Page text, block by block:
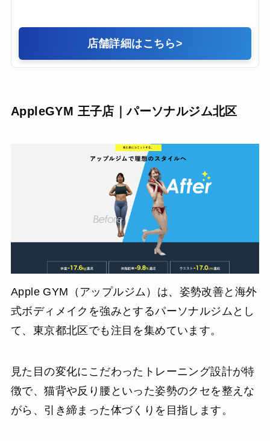
店舗詳細はこちら>
AppleGYM 王子店｜パーソナルジム北区
Apple GYM（アップルジム）は、姿勢改善と海外
式ボディメイクを強みとするパーソナルジムとし
て、東京都北区でも注目を集めています。
見た目の変化にこだわったトレーニング設計が特
徴で、猫背や反り腰といった姿勢のクセを整えな
がら、引き締まった体づくりを目指します。